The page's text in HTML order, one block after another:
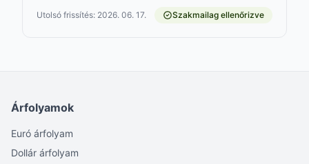
Utolsó frissítés: 2026. 06. 17. Szakmailag ellenőrizve
Árfolyamok
Euró árfolyam
Dollár árfolyam